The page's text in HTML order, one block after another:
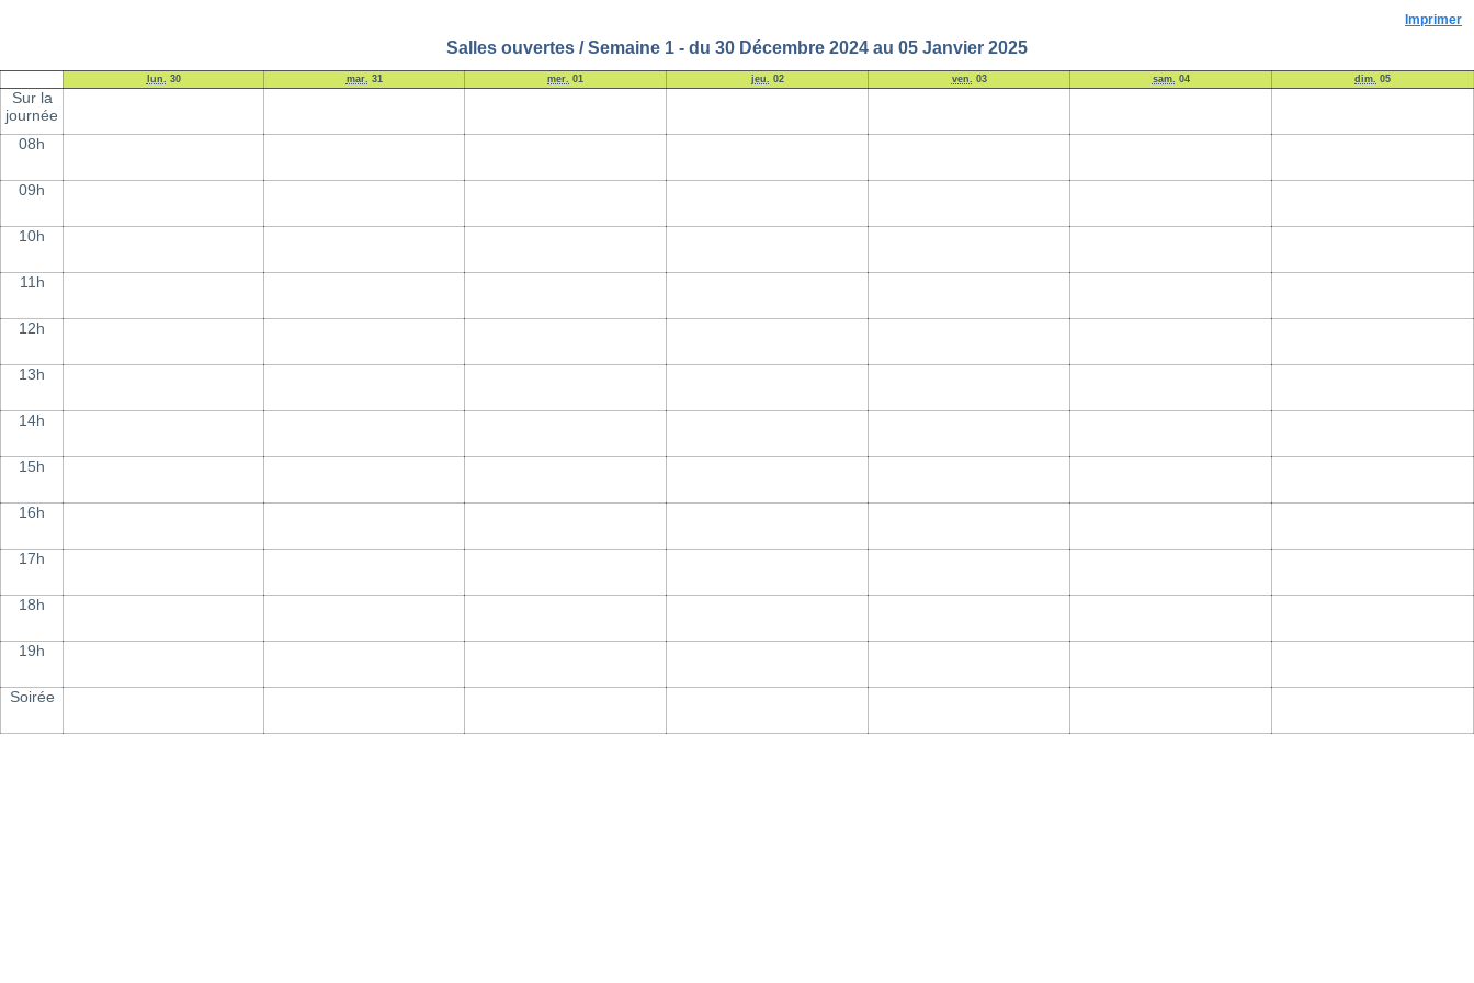
Imprimer
Salles ouvertes / Semaine 1 - du 30 Décembre 2024 au 05 Janvier 2025
lun. 30 mar. 31 mer. 01 jeu. 02 ven. 03 sam. 04 dim. 05
Sur la
journée
08h
09h
10h
11h
12h
13h
14h
15h
16h
17h
18h
19h
Soirée